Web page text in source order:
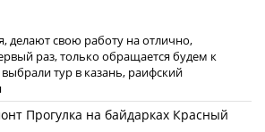
делают свою работу на отлично,
раз, только обращается будем к
тур в казань, раифский